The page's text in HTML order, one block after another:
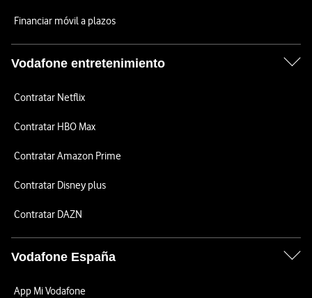
Financiar móvil a plazos
Vodafone entretenimiento
Contratar Netflix
Contratar HBO Max
Contratar Amazon Prime
Contratar Disney plus
Contratar DAZN
Vodafone España
App Mi Vodafone